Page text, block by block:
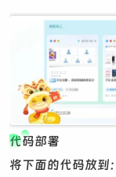
代码部署
将下面的代码放